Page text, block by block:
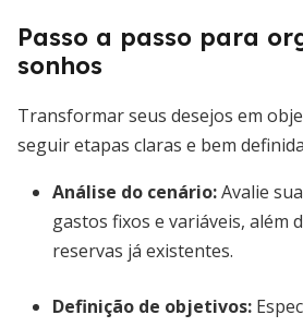
Passo a passo para
sonhos
Transformar seus desejos em
seguir etapas claras e bem
Análise do cenário:Avalie
gastos fixos e variáveis, além
reservas já existentes.
Definição de objetivos: